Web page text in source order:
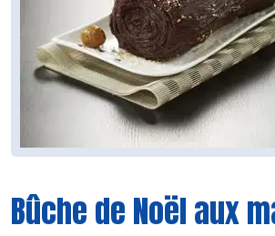
Bûche de Noël aux